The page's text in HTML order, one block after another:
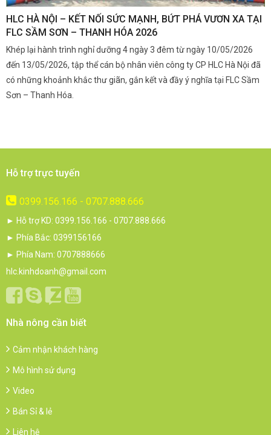
HLC HÀ NỘI – KẾT NỐI SỨC MẠNH, BỨT PHÁ VƯƠN XA TẠI
FLC SẦM SƠN – THANH HÓA 2026
Khép lại hành trình nghỉ dưỡng 4 ngày 3 đêm từ ngày 10/05/2026
đến 13/05/2026, tập thể cán bộ nhân viên công ty CP HLC Hà Nội đã
có những khoảnh khắc thư giãn, gắn kết và đầy ý nghĩa tại FLC Sầm
Sơn – Thanh Hóa.
Hỗ trợ trực tuyến
0399.156.166 - 0707.888.666
► Hỗ trợ KD: 0399.156.166 - 0707.888.666
► Phía Bắc: 0399156166
► Phía Nam: 0707888666
hlc.kinhdoanh@gmail.com
Nhà nông cần biết
Cảm nhận khách hàng
Mô hình sử dụng
Video
Bán Sỉ & lẻ
Liên hệ